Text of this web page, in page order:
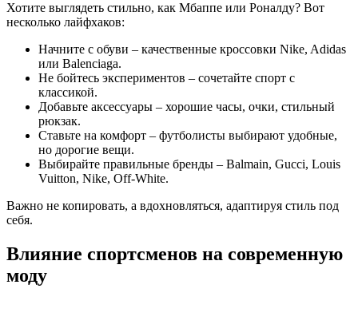
Хотите выглядеть стильно, как Мбаппе или Роналду? Вот
несколько лайфхаков:
Начните с обуви – качественные кроссовки Nike, Adidas
или Balenciaga.
Не бойтесь экспериментов – сочетайте спорт с
классикой.
Добавьте аксессуары – хорошие часы, очки, стильный
рюкзак.
Ставьте на комфорт – футболисты выбирают удобные,
но дорогие вещи.
Выбирайте правильные бренды – Balmain, Gucci, Louis
Vuitton, Nike, Off-White.
Важно не копировать, а вдохновляться, адаптируя стиль под
себя.
Влияние спортсменов на современную
моду